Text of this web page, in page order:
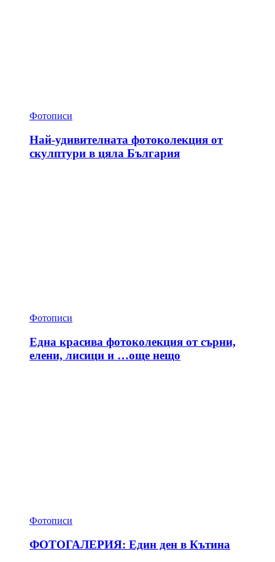
Фотописи
Най-удивителната фотоколекция от
скулптури в цяла България
Фотописи
Една красива фотоколекция от сърни,
елени, лисици и …още нещо
Фотописи
ФОТОГАЛЕРИЯ: Един ден в Кътина